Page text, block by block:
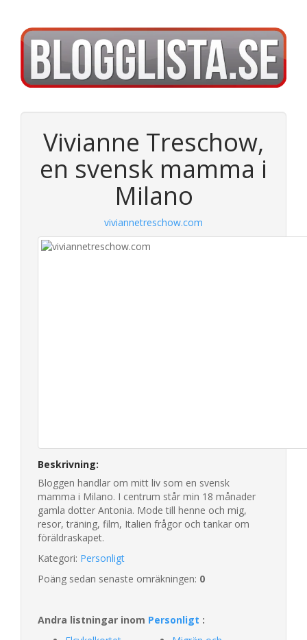
Vivianne Treschow,
en svensk mamma i
Milano
viviannetreschow.com
Beskrivning:
Bloggen handlar om mitt liv som en svensk
mamma i Milano. I centrum står min 18 månader
gamla dotter Antonia. Mode till henne och mig,
resor, träning, film, Italien frågor och tankar om
föräldraskapet.
Kategori: Personligt
Poäng sedan senaste omräkningen: 0
Andra listningar inom Personligt :